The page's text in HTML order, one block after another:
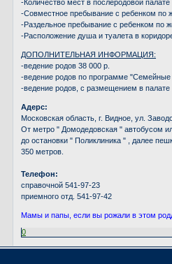
-Количество мест в послеродовой палате
-Совместное пребывание с ребенком по
-Раздельное пребывание с ребенком по
-Расположение душа и туалета в
ДОПОЛНИТЕЛЬНАЯ ИНФОРМАЦИЯ:
-ведение родов 38 000 р.
-ведение родов по программе
-ведение родов, с размещением в
Адерс:
Московская область, г. Видное, ул.
От метро " Домодедовская " автобусом
до остановки " Поликлиника " , далее
350 метров.
Телефон:
справочной 541-97-23
приемного отд. 541-97-42
Мамы и папы, если вы рожали в этом
0